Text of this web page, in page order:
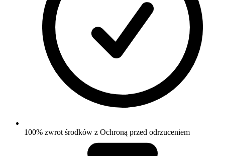
100% zwrot środków z Ochroną przed odrzuceniem